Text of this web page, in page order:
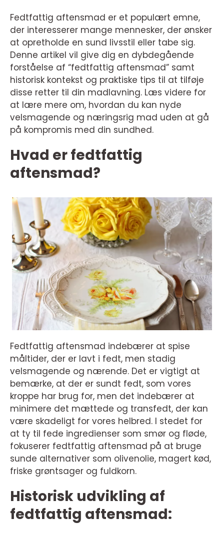
Fedtfattig aftensmad er et populært emne,
der interesserer mange mennesker, der ønsker
at opretholde en sund livsstil eller tabe sig.
Denne artikel vil give dig en dybdegående
forståelse af “fedtfattig aftensmad” samt
historisk kontekst og praktiske tips til at tilføje
disse retter til din madlavning. Læs videre for
at lære mere om, hvordan du kan nyde
velsmagende og næringsrig mad uden at gå
på kompromis med din sundhed.
Hvad er fedtfattig
aftensmad?
Fedtfattig aftensmad indebærer at spise
måltider, der er lavt i fedt, men stadig
velsmagende og nærende. Det er vigtigt at
bemærke, at der er sundt fedt, som vores
kroppe har brug for, men det indebærer at
minimere det mættede og transfedt, der kan
være skadeligt for vores helbred. I stedet for
at ty til fede ingredienser som smør og fløde,
fokuserer fedtfattig aftensmad på at bruge
sunde alternativer som olivenolie, magert kød,
friske grøntsager og fuldkorn.
Historisk udvikling af
fedtfattig aftensmad: